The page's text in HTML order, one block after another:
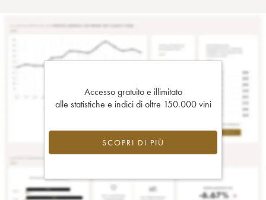
Accesso gratuito e illimitato
alle statistiche e indici di oltre 150.000 vini
SCOPRI DI PIÙ